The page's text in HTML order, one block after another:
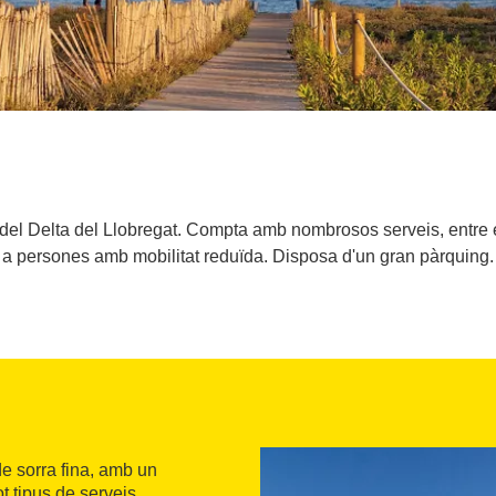
Delta del Llobregat. Compta amb nombrosos serveis,
a persones amb mobilitat reduïda. Disposa d'un gran pàrquing.
sorra fina, amb un